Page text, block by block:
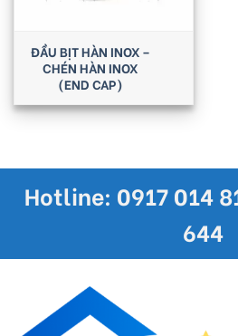
ĐẦU BỊT HÀN INOX –
CHÉN HÀN INOX
(END CAP)
Hotline: 0917 014
644